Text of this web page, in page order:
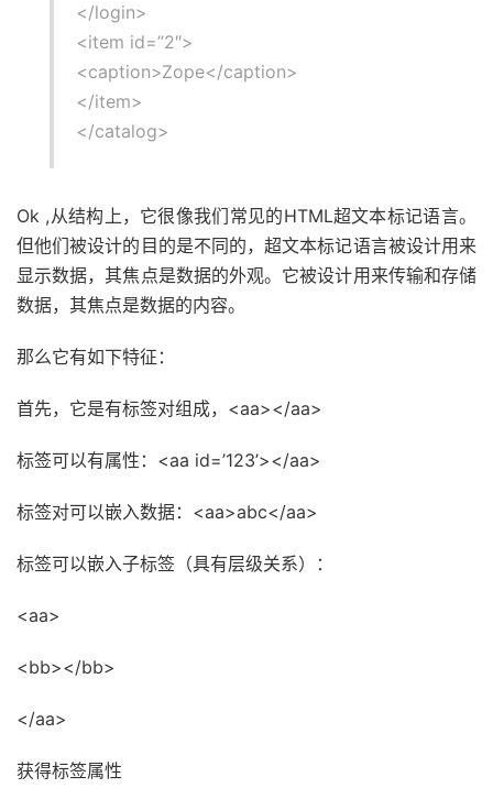
</login>
<item id=”2″>
<caption>Zope</caption>
</item>
</catalog>
Ok ,从结构上，它很像我们常见的HTML超文本标记语言。
但他们被设计的目的是不同的，超文本标记语言被设计用来
显示数据，其焦点是数据的外观。它被设计用来传输和存储
数据，其焦点是数据的内容。
那么它有如下特征：
首先，它是有标签对组成，<aa></aa>
标签可以有属性：<aa id=’123’></aa>
标签对可以嵌入数据：<aa>abc</aa>
标签可以嵌入子标签（具有层级关系）：
<aa>
<bb></bb>
</aa>
获得标签属性